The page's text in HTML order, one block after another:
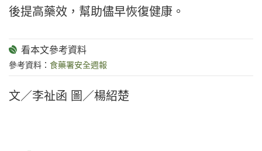
後提高藥效，幫助儘早恢復健康。
參考資料： 食藥署安全週報
文／李祉函 圖／楊紹楚